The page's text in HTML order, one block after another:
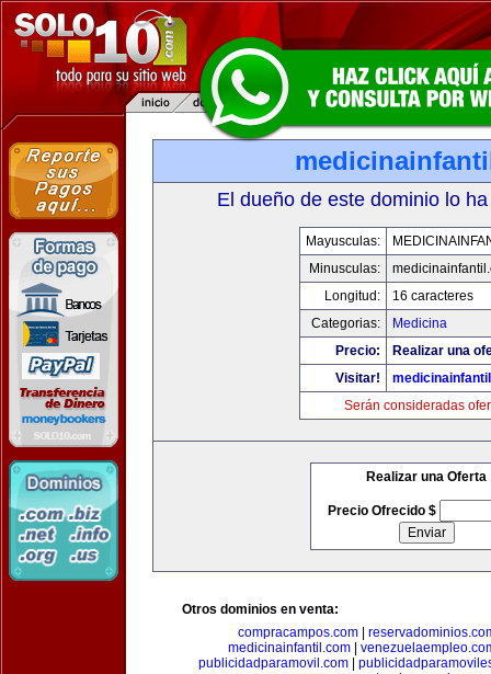
El dueño de este dominio lo
Mayusculas:
Minusculas:
Longitud:
16 caracteres
Categorias:
Medicina
Precio:
Realizar una
Visitar!
Serán consideradas
Realizar una Oferta
Precio Ofrecido $
Otros dominios en venta:
compracampos.com
medicinainfantil.com|
publicidadparamovil.com